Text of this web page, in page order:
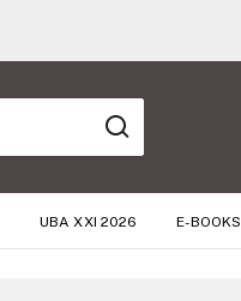
UBA XXI 2026 E-BOOKS